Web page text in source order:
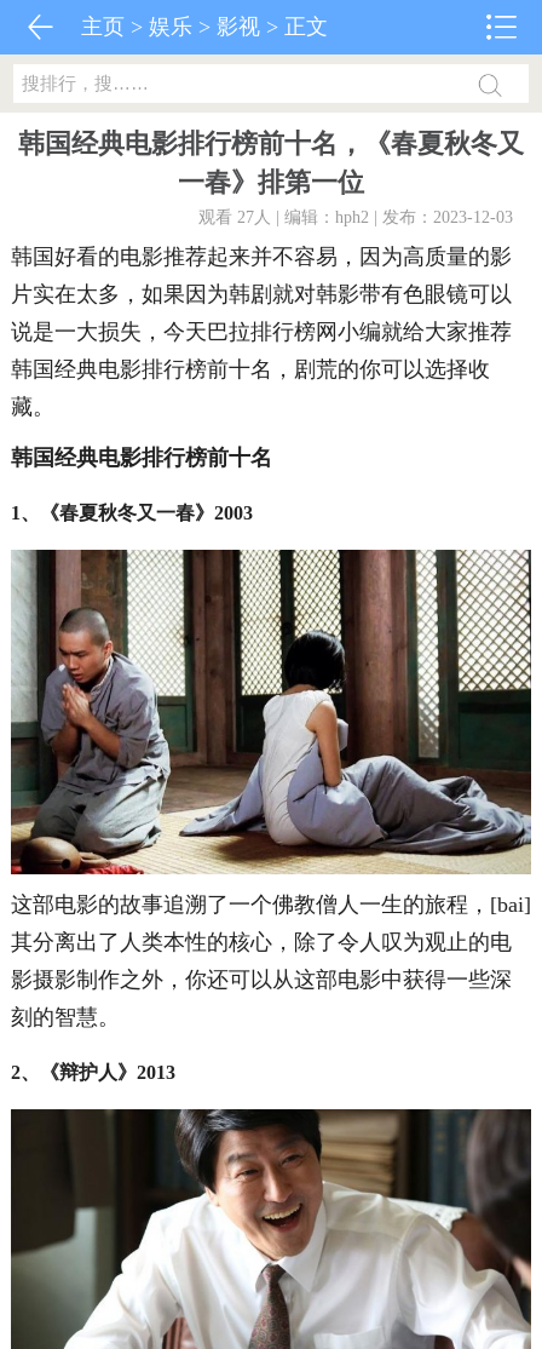
主页 >娱乐 >影视 > 正文
韩国经典电影排行榜前十名，《春夏秋冬又
一春》排第一位
观看 27人 | 编辑：hph2 | 发布：2023-12-03
韩国好看的电影推荐起来并不容易，因为高质量的影
片实在太多，如果因为韩剧就对韩影带有色眼镜可以
说是一大损失，今天巴拉排行榜网小编就给大家推荐
韩国经典电影排行榜前十名，剧荒的你可以选择收
藏。
韩国经典电影排行榜前十名
1、《春夏秋冬又一春》2003
这部电影的故事追溯了一个佛教僧人一生的旅程，[bai]
其分离出了人类本性的核心，除了令人叹为观止的电
影摄影制作之外，你还可以从这部电影中获得一些深
刻的智慧。
2、《辩护人》2013